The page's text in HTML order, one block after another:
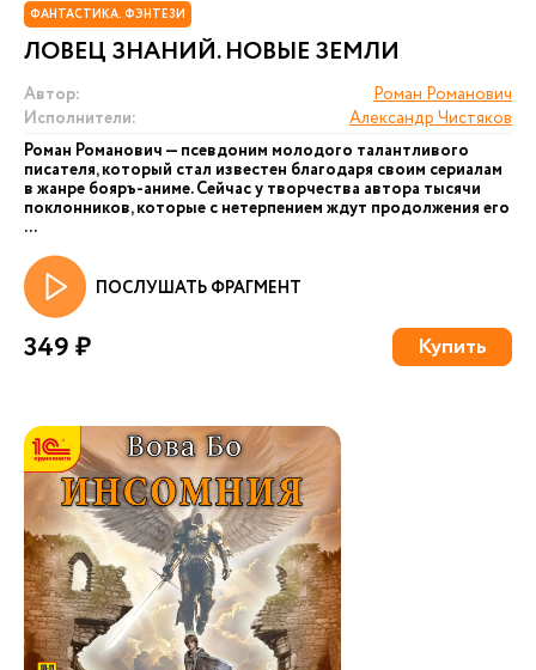
ФАНТАСТИКА. ФЭНТЕЗИ
ЛОВЕЦ ЗНАНИЙ. НОВЫЕ ЗЕМЛИ
Автор:
Роман Романович
Исполнители:
Александр Чистяков
Роман Романович — псевдоним молодого талантливого
писателя, который стал известен благодаря своим сериалам
в жанре бояръ-аниме. Сейчас у творчества автора тысячи
поклонников, которые с нетерпением ждут продолжения его
...
ПОСЛУШАТЬ ФРАГМЕНТ
349 ₽ Купить